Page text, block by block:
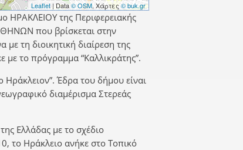
Leaflet | Data© OSM, Χάρτες© buk.gr
ΗΡΑΚΛΕΙΟΥ της Περιφερειακής
που βρίσκεται στην
τη διοικητική διαίρεση της
το πρόγραμμα “Καλλικράτης”.
Ηράκλειον”. Έδρα του δήμου είναι
διαμέρισμα Στερεάς
Ελλάδας με το σχέδιο
το Ηράκλειο ανήκε στο Τοπικό